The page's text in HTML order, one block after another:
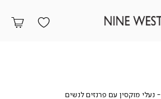
SALE
נעלי מוקסין עם פרנזים לנשיםנעלי